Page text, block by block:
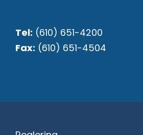
Tel: (610) 651-4200
Fax: (610) 651-4504